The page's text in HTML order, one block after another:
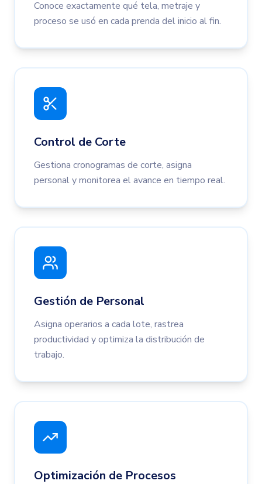
Conoce exactamente qué tela, metraje y
proceso se usó en cada prenda del inicio al fin.
Control de Corte
Gestiona cronogramas de corte, asigna
personal y monitorea el avance en tiempo real.
Gestión de Personal
Asigna operarios a cada lote, rastrea
productividad y optimiza la distribución de
trabajo.
Optimización de Procesos